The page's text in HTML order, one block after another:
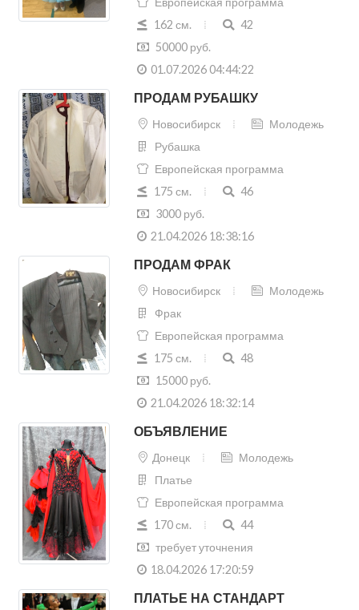
162 см.
42
50000 руб.
01.07.2026 04:44:22
ПРОДАМ РУБАШКУ
Новосибирск
Молодежь
Рубашка
Европейская программа
175 см.
46
3000 руб.
21.04.2026 18:38:16
ПРОДАМ ФРАК
Новосибирск
Молодежь
Фрак
Европейская программа
175 см.
48
15000 руб.
21.04.2026 18:32:14
ОБЪЯВЛЕНИЕ
Донецк
Молодежь
Платье
Европейская программа
170 см.
44
требует уточнения
18.04.2026 17:20:59
ПЛАТЬЕ НА СТАНДАРТ